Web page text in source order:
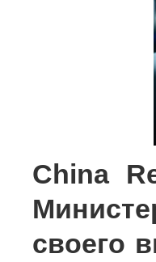
China
своего